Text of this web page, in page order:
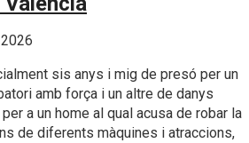
sis anys i mig de presó per un
amb força i un altre de danys
a un home al qual acusa de robar la
de diferents màquines i atraccions,